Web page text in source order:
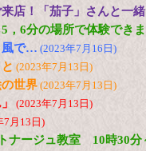
店！「茄子」さんと一
5，6分の場所で体験でき
風で… (2023年7月16日)
(2023年7月13日)
世界 (2023年7月13日)
(2023年7月13日)
7月13日)
ナージュ教室 10時30分